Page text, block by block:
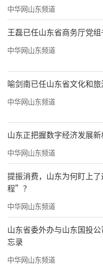
中华网山东频道
王磊已任山东省商务厅党
中华网山东频道
喻剑南已任山东省文化和
中华网山东频道
山东正把握数字经济发展
中华网山东频道
提振消费，山东为何盯上
程”？
中华网山东频道
山东省委外办与山东国投
忘录
中华网山东频道